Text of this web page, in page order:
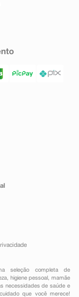
seleção completa de
, higiene pessoal ,mamãe
necessidades de saúde e
que você merece!